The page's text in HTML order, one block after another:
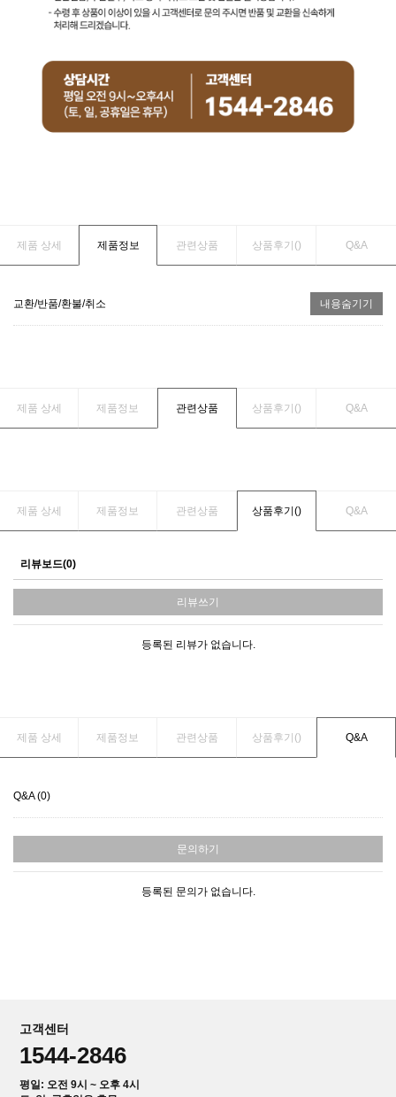
제품 상세 제품정보 관련상품 상품후기() Q&A
교환/반품/환불/취소 내용숨기기
제품 상세 제품정보 관련상품 상품후기() Q&A
제품 상세 제품정보 관련상품 상품후기() Q&A
리뷰보드(0)
리뷰쓰기
등록된 리뷰가 없습니다.
제품 상세 제품정보 관련상품 상품후기() Q&A
Q&A (0)
문의하기
등록된 문의가 없습니다.
고객센터
1544-2846
평일: 오전 9시 ~ 오후 4시